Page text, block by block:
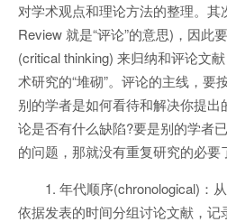
对学术观点和理论方法的整理。
Review 就是“评论”的意思)，因此
(critical thinking) 来归纳和评论文
术研究的“堆砌”。评论的主线，要
别的学者是如何看待和解决你提
论是否有什么缺陷?要是别的学者
的问题，那就没有重复研究的必要
1. 年代顺序(chronological)：
依据发表的时间分组讨论文献，